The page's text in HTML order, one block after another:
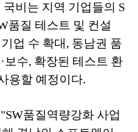
비는 지역 기업들의 S
품질 테스트 및 컨설
업 수 확대, 동남권 품
보수, 확장된 테스트 환
용할 예정이다.
품질역량강화 사업